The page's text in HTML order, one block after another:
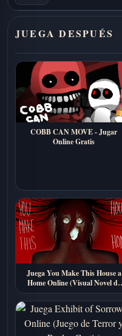
JUEGA DESPUÉS
COBB CAN MOVE - Jugar
Online Gratis
Juega You Make This House a
Home Online (Visual Novel de
Terror Gratis)